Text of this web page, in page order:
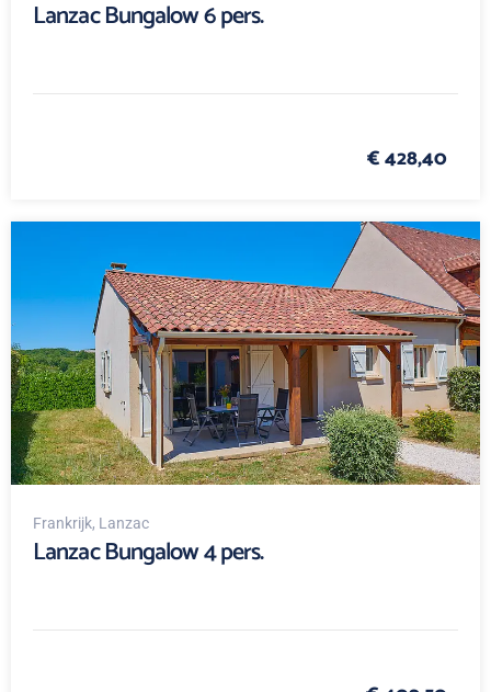
Lanzac Bungalow 6 pers.
€ 428,40
Frankrijk, Lanzac
Lanzac Bungalow 4 pers.